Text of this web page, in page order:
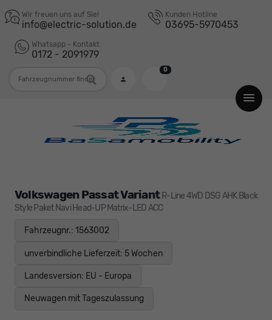
Wir freuen uns auf Sie!
info@electric-solution.de
Kunden Hotline
03695-5970453
Whatsapp - Kontakt
0172 - 2091979
0
Volkswagen Passat Variant R-Line 4WD DSG AHK Black
Style Paket Navi Head-UP Matrix-LED ACC
Fahrzeugnr.: 1563002
unverbindliche Lieferzeit:5 Wochen
Landesversion: EU - Europa
Neuwagen mit Tageszulassung